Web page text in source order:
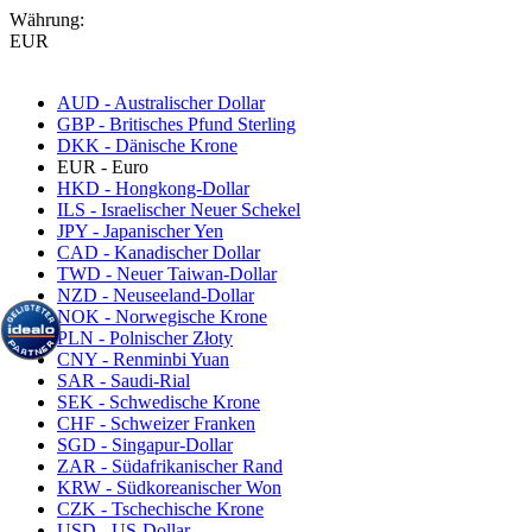
Währung:
EUR
AUD - Australischer Dollar
GBP - Britisches Pfund Sterling
DKK - Dänische Krone
EUR - Euro
HKD - Hongkong-Dollar
ILS - Israelischer Neuer Schekel
JPY - Japanischer Yen
CAD - Kanadischer Dollar
TWD - Neuer Taiwan-Dollar
NZD - Neuseeland-Dollar
NOK - Norwegische Krone
PLN - Polnischer Złoty
CNY - Renminbi Yuan
SAR - Saudi-Rial
SEK - Schwedische Krone
CHF - Schweizer Franken
SGD - Singapur-Dollar
ZAR - Südafrikanischer Rand
KRW - Südkoreanischer Won
CZK - Tschechische Krone